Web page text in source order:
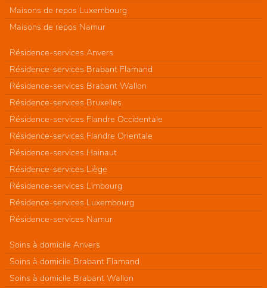
Maisons de repos Luxembourg
Maisons de repos Namur
Résidence-services Anvers
Résidence-services Brabant Flamand
Résidence-services Brabant Wallon
Résidence-services Bruxelles
Résidence-services Flandre Occidentale
Résidence-services Flandre Orientale
Résidence-services Hainaut
Résidence-services Liège
Résidence-services Limbourg
Résidence-services Luxembourg
Résidence-services Namur
Soins à domicile Anvers
Soins à domicile Brabant Flamand
Soins à domicile Brabant Wallon